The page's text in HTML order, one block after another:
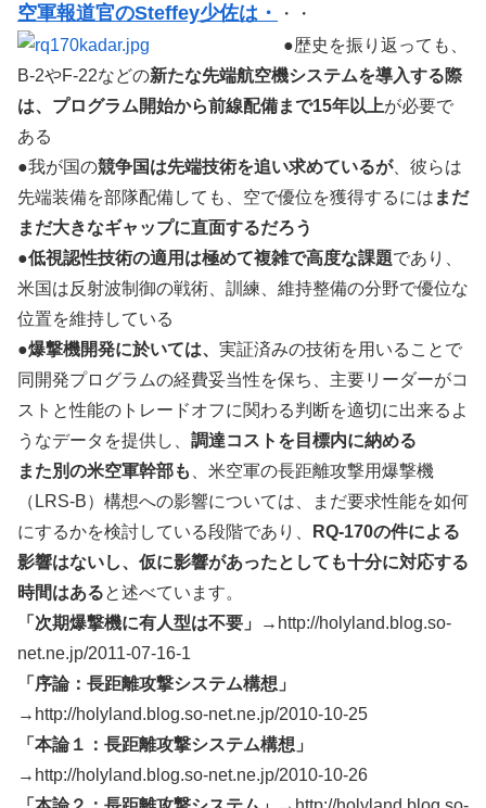
空軍報道官のSteffey少佐は・
・・
●歴史を振り返っても、
B-2やF-22などの新たな先端航空機システムを導入する際
は、プログラム開始から前線配備まで15年以上が必要で
ある
●我が国の競争国は先端技術を追い求めているが、彼らは
先端装備を部隊配備しても、空で優位を獲得するには まだ
まだ大きなギャップに直面するだろう
●低視認性技術の適用は極めて複雑で高度な課題であり、
米国は反射波制御の戦術、訓練、維持整備の分野で優位な
位置を維持している
●爆撃機開発に於いては、 実証済みの技術を用いることで
同開発プログラムの経費妥当性を保ち、主要リーダーがコ
ストと性能のトレードオフに関わる判断を適切に出来るよ
うなデータを提供し、 調達コストを目標内に納める
また別の米空軍幹部も
、米空軍の長距離攻撃用爆撃機
（LRS-B）構想への影響については、まだ要求性能を如何
にするかを検討している段階であり、
RQ-170の件による
影響はないし、仮に影響があったとしても十分に対応する
時間はあると述べています。
「次期爆撃機に有人型は不要」
→http://holyland.blog.so-
net.ne.jp/2011-07-16-1
「序論：長距離攻撃システム構想」
→http://holyland.blog.so-net.ne.jp/2010-10-25
「本論１：長距離攻撃システム構想」
→http://holyland.blog.so-net.ne.jp/2010-10-26